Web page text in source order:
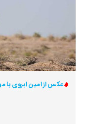
عکس از امین ابروی با